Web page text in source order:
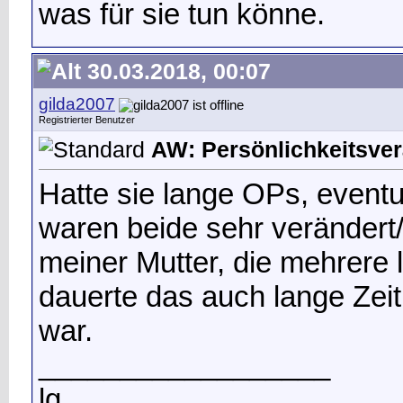
was für sie tun könne.
30.03.2018, 00:07
gilda2007
Registrierter Benutzer
AW:
Hatte sie lange OPs,
waren beide sehr
meiner Mutter, die
dauerte das auch lange
war.